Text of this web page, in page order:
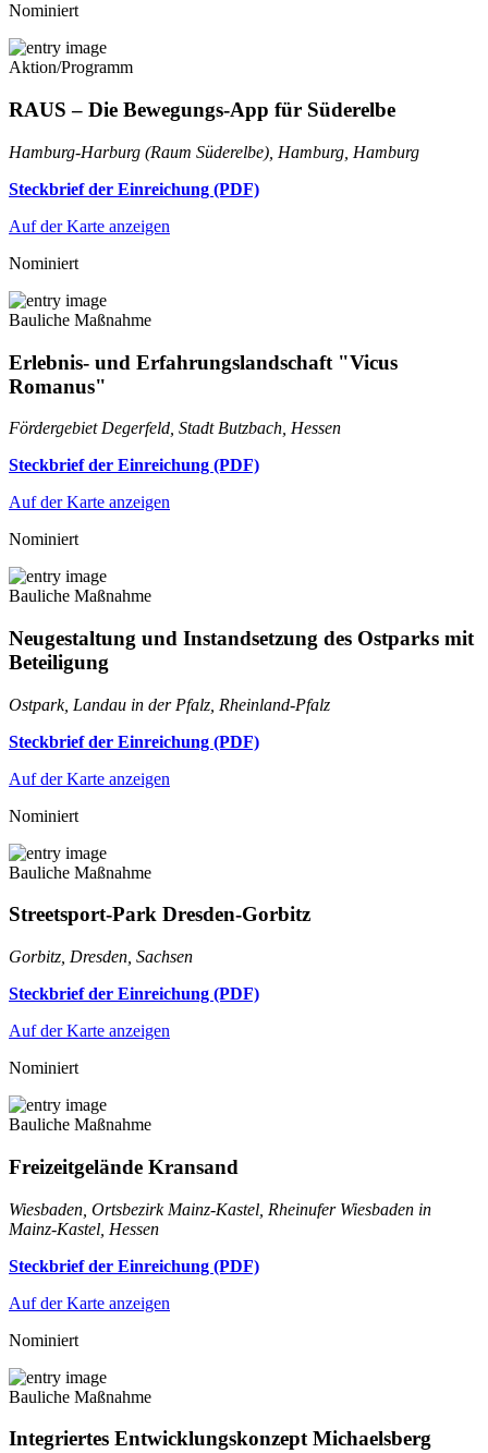
Nominiert
Aktion/Programm
RAUS – Die Bewegungs-App für Süderelbe
Hamburg-Harburg (Raum Süderelbe), Hamburg, Hamburg
Steckbrief der Einreichung (PDF)
Auf der Karte anzeigen
Nominiert
Bauliche Maßnahme
Erlebnis- und Erfahrungslandschaft "Vicus
Romanus"
Fördergebiet Degerfeld, Stadt Butzbach, Hessen
Steckbrief der Einreichung (PDF)
Auf der Karte anzeigen
Nominiert
Bauliche Maßnahme
Neugestaltung und Instandsetzung des Ostparks mit
Beteiligung
Ostpark, Landau in der Pfalz, Rheinland-Pfalz
Steckbrief der Einreichung (PDF)
Auf der Karte anzeigen
Nominiert
Bauliche Maßnahme
Streetsport-Park Dresden-Gorbitz
Gorbitz, Dresden, Sachsen
Steckbrief der Einreichung (PDF)
Auf der Karte anzeigen
Nominiert
Bauliche Maßnahme
Freizeitgelände Kransand
Wiesbaden, Ortsbezirk Mainz-Kastel, Rheinufer Wiesbaden in
Mainz-Kastel, Hessen
Steckbrief der Einreichung (PDF)
Auf der Karte anzeigen
Nominiert
Bauliche Maßnahme
Integriertes Entwicklungskonzept Michaelsberg